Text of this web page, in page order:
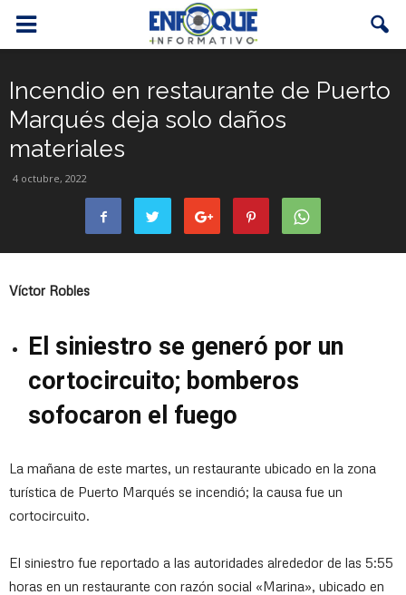
Incendio en restaurante de Puerto
Marqués deja solo daños
materiales
4 octubre, 2022
Víctor Robles
El siniestro se generó por un
cortocircuito; bomberos
sofocaron el fuego
La mañana de este martes, un restaurante ubicado en la zona
turística de Puerto Marqués se incendió; la causa fue un
cortocircuito.
El siniestro fue reportado a las autoridades alrededor de las 5:55
horas en un restaurante con razón social «Marina», ubicado en